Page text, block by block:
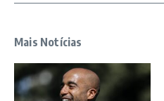
Mais Notícias